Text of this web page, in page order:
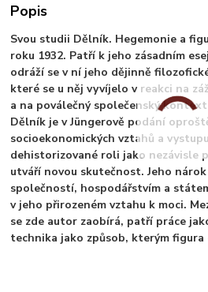
Popis
Svou studii Dělník. Hegemonie a
roku 1932. Patří k jeho zásadním
odráží se v ní jeho dějinně
které se u něj vyvíjelo v reakci na
a na poválečný společenský
Dělník je v Jüngerově podání
socioekonomických vztahů a
dehistorizované roli jako nezávisle
utváří novou skutečnost. Jeho
společností, hospodářstvím a
v jeho přirozeném vztahu k moci.
se zde autor zaobírá, patří práce
technika jako způsob, kterým